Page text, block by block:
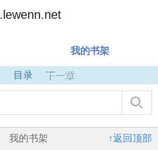
我的书架
目录 下一章
↑返回顶部
我的书架